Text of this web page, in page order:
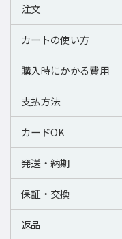
注文
カートの使い方
購入時にかかる費用
支払方法
カードOK
発送・納期
保証・交換
返品